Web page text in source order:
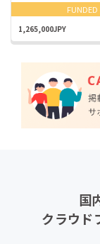
FUNDED
1,265,000JPY
国
クラウド